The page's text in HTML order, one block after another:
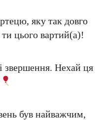
яку так довго
цього вартий(а)!
звершення. Нехай ця
був найважчим,